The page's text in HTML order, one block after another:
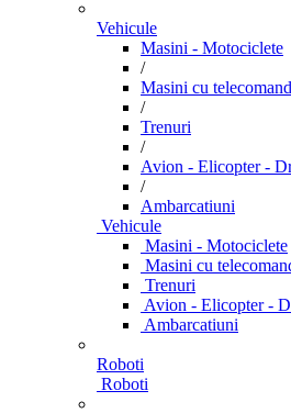
Vehicule
Masini - Motociclete
/
Masini cu
/
Trenuri
/
Avion - Elicopter -
/
Ambarcatiuni
Vehicule
Masini - Motociclete
Masini cu
Trenuri
Avion - Elicopter -
Ambarcatiuni
Roboti
Roboti